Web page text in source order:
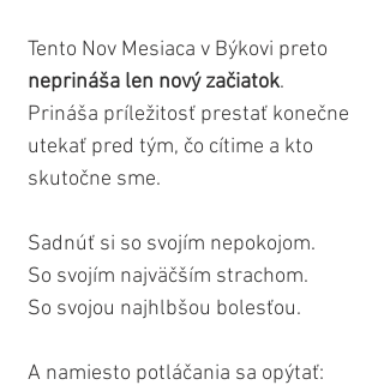
Tento Nov Mesiaca v Býkovi preto
neprináša len nový začiatok.
Prináša príležitosť prestať konečne
utekať pred tým, čo cítime a kto
skutočne sme.
Sadnúť si so svojím nepokojom.
So svojím najväčším strachom.
So svojou najhlbšou bolesťou.
A namiesto potláčania sa opýtať: